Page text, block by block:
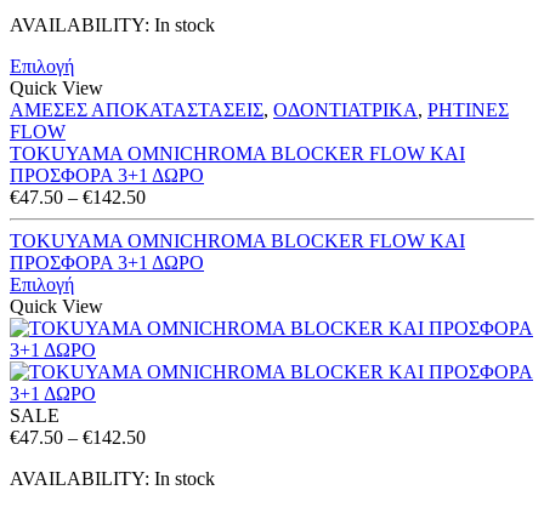
€47.50
AVAILABILITY: In stock
Επιλογή
Quick View
ΑΜΕΣΕΣ ΑΠΟΚΑΤΑΣΤΑΣΕΙΣ, ΟΔΟΝΤΙΑΤΡΙΚΑ, ΡΗΤΙΝΕΣ
FLOW
TOKUYAMA OMNICHROMA BLOCKER FLOW ΚΑΙ
ΠΡΟΣΦΟΡΑ 3+1 ΔΩΡΟ
€47.50 – €142.50Price
range:
€47.50
through
TOKUYAMA OMNICHROMA BLOCKER FLOW ΚΑΙ
ΠΡΟΣΦΟΡΑ 3+1 ΔΩΡΟ
Επιλογή
Quick View
SALE
€47.50 – €142.50Price
€47.50
AVAILABILITY: In stock